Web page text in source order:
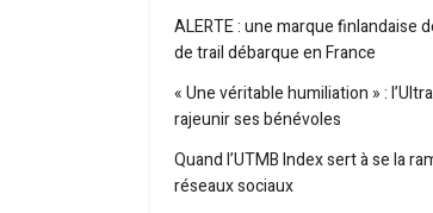
ALERTE : une marque finlandaise
de trail débarque en France
« Une véritable humiliation » :
rajeunir ses bénévoles
Quand l’UTMB Index sert à se la
réseaux sociaux